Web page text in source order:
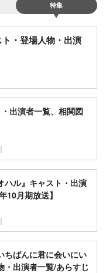
特集
・登場人物・出演
出演者一覧、相関図
ハル』キャスト・出演
10月期放送】
ちばんに君に会いにい
・出演者一覧/あらすじ